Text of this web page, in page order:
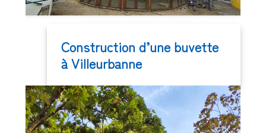
Construction d’une buvette
à Villeurbanne